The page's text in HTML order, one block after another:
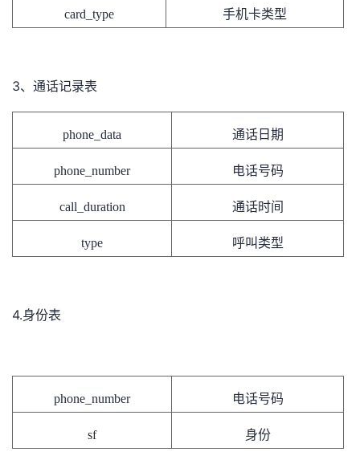
card_type 手机卡类型
3、 通话记录表
phone_data 通话日期
phone_number 电话号码
call_duration 通话时间
type 呼叫类型
4.身份表
phone_number 电话号码
sf 身份